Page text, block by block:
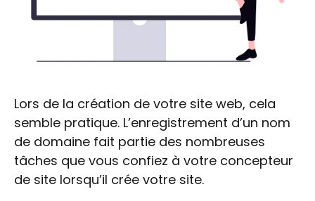
Lors de la création de votre site web, cela
semble pratique. L’enregistrement d’un nom
de domaine fait partie des nombreuses
tâches que vous confiez à votre concepteur
de site lorsqu’il crée votre site.